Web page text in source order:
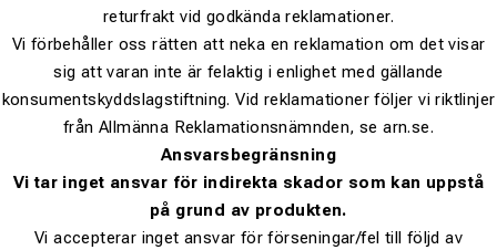
returfrakt vid godkända reklamationer.
Vi förbehåller oss rätten att neka en reklamation om det visar
sig att varan inte är felaktig i enlighet med gällande
konsumentskyddslagstiftning. Vid reklamationer följer vi riktlinjer
från Allmänna Reklamationsnämnden, se arn.se.
Ansvarsbegränsning
Vi tar inget ansvar för indirekta skador som kan uppstå
på grund av produkten.
Vi accepterar inget ansvar för förseningar/fel till följd av